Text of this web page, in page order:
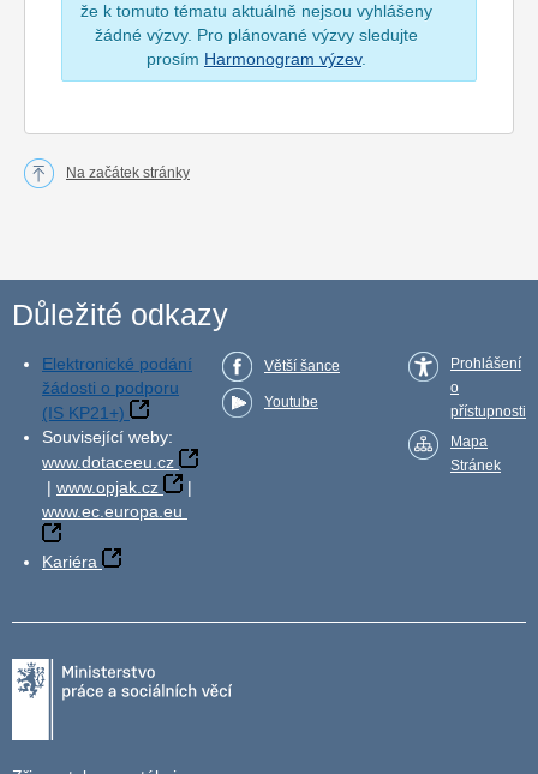
že k tomuto tématu aktuálně nejsou vyhlášeny
žádné výzvy. Pro plánované výzvy sledujte
prosím Harmonogram výzev.
Na začátek stránky
Důležité odkazy
Elektronické podání
žádosti o podporu
(IS KP21+)
Související weby:
www.dotaceeu.cz
| www.opjak.cz
|
www.ec.europa.eu
Kariéra
Větší šance
Youtube
Prohlášení
o
přístupnosti
Mapa
Stránek